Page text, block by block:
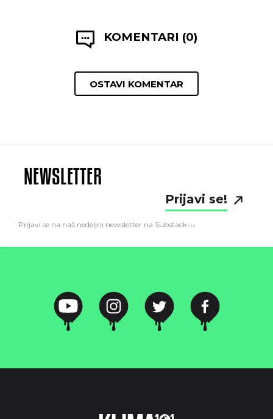
KOMENTARI (0)
OSTAVI KOMENTAR
NEWSLETTER
Prijavi se!
Prijavi se na naš nedeljni newsletter na Substack-u